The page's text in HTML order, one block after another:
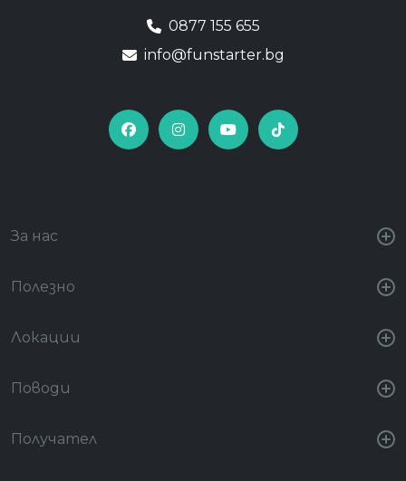
0877 155 655
info@funstarter.bg
За нас
Полезно
Локации
Поводи
Получател